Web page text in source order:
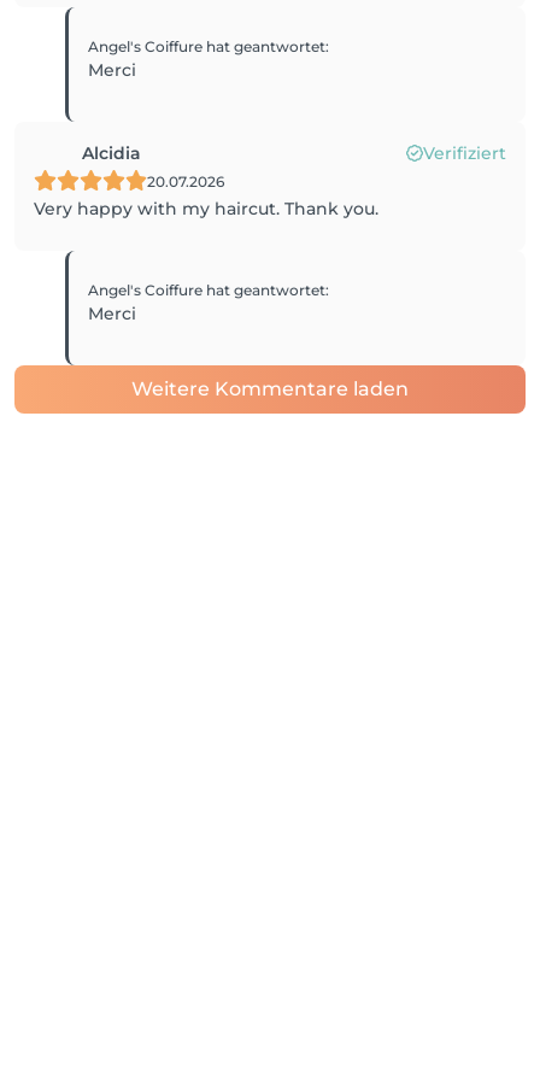
Angel's Coiffure hat geantwortet:
Merci
Alcidia Verifiziert
20.07.2026
Very happy with my haircut. Thank you.
Angel's Coiffure hat geantwortet:
Merci
Weitere Kommentare laden